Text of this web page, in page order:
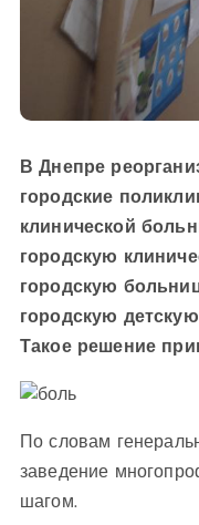
В Днепре
городские
клинической
городскую
городскую
городскую
Такое решение
По словам
заведение
шагом.